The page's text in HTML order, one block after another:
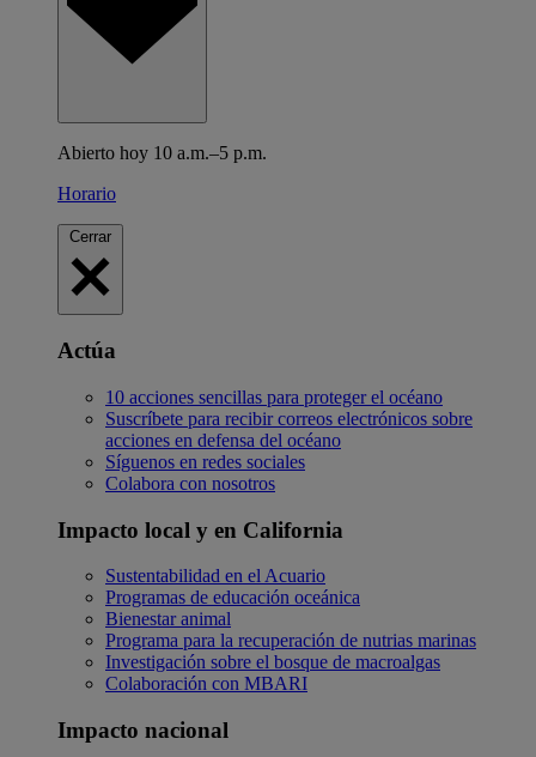
Abierto hoy 10 a.m.–5 p.m.
Horario
Cerrar
Actúa
10 acciones sencillas para proteger el océano
Suscríbete para recibir correos electrónicos sobre
acciones en defensa del océano
Síguenos en redes sociales
Colabora con nosotros
Impacto local y en California
Sustentabilidad en el Acuario
Programas de educación oceánica
Bienestar animal
Programa para la recuperación de nutrias marinas
Investigación sobre el bosque de macroalgas
Colaboración con MBARI
Impacto nacional